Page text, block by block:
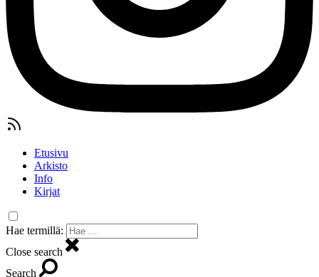
Etusivu
Arkisto
Info
Kirjat
Hae termillä:
Close search
Search